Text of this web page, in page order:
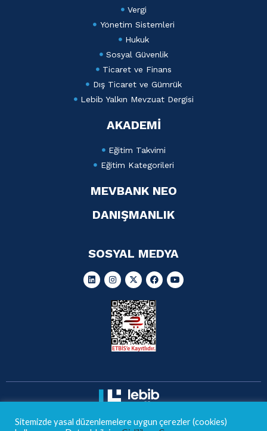
Vergi
Yönetim Sistemleri
Hukuk
Sosyal Güvenlik
Ticaret ve Finans
Dış Ticaret ve Gümrük
Lebib Yalkın Mevzuat Dergisi
AKADEMİ
Eğitim Takvimi
Eğitim Kategorileri
MEVBANK NEO
DANIŞMANLIK
SOSYAL MEDYA
Sitemizde yasal düzenlemelere uygun çerezler (cookies)